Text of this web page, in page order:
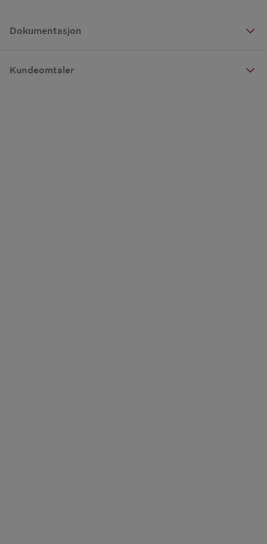
Dokumentasjon
Kundeomtaler